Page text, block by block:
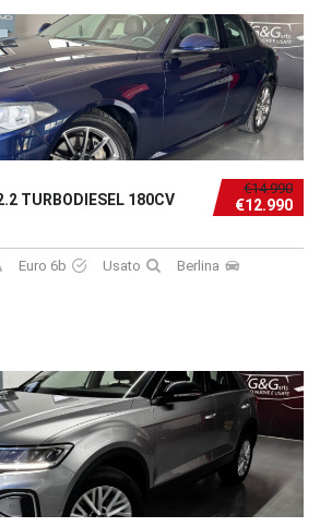
€14.990
€12.990
TURBODIESEL 180CV
Euro 6b Usato
Berlina